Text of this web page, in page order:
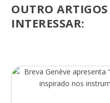
OUTRO
INTERESSAR: